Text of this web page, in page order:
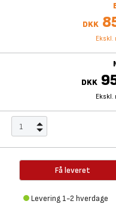
DKK
Ekskl.
DKK
Ekskl.
Få leveret
Levering 1-2 hverdage